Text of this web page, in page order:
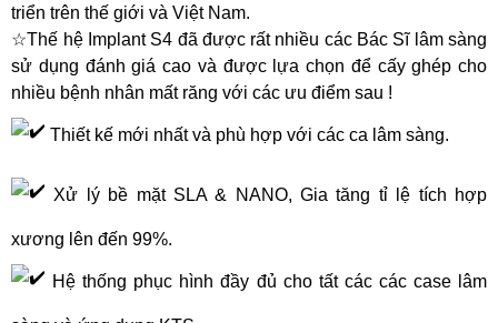
triển trên thế giới và Việt Nam.
☆Thế hệ Implant S4 đã được rất nhiều các Bác Sĩ lâm sàng
sử dụng đánh giá cao và được lựa chọn để cấy ghép cho
nhiều bệnh nhân mất răng với các ưu điểm sau !
Thiết kế mới nhất và phù hợp với các ca lâm sàng.
Xử lý bề mặt SLA & NANO, Gia tăng tỉ lệ tích hợp
xương lên đến 99%.
Hệ thống phục hình đầy đủ cho tất các các case lâm